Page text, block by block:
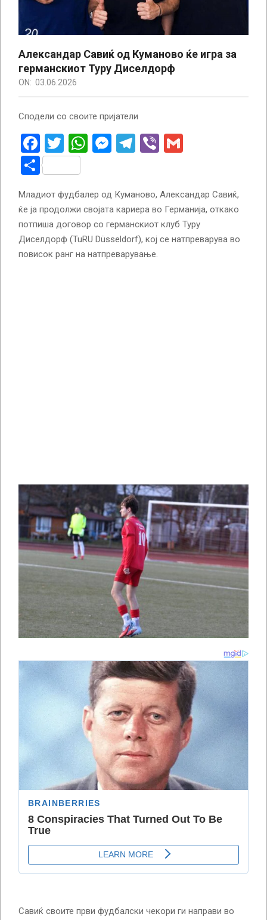
Александар Савиќ од Куманово ќе игра за
германскиот Туру Диселдорф
ON: 03.06.2026
Сподели со своите пријатели
Facebook
Twitter
WhatsApp
Messenger
Telegram
Viber
Share
Младиот фудбалер од Куманово, Александар Савиќ,
ќе ја продолжи својата кариера во Германија, откако
потпиша договор со германскиот клуб Туру
Диселдорф (TuRU Düsseldorf), кој се натпреварува во
повисок ранг на натпреварување.
Савиќ своите први фудбалски чекори ги направи во